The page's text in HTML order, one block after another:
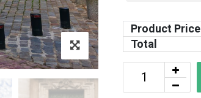
Product Price
Total